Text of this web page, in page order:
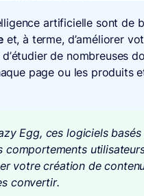
artificielle sont de
et, à terme, d’améliorer
de nombreuses
page ou les produits
Egg, ces logiciels basés
votre création de
convertir.